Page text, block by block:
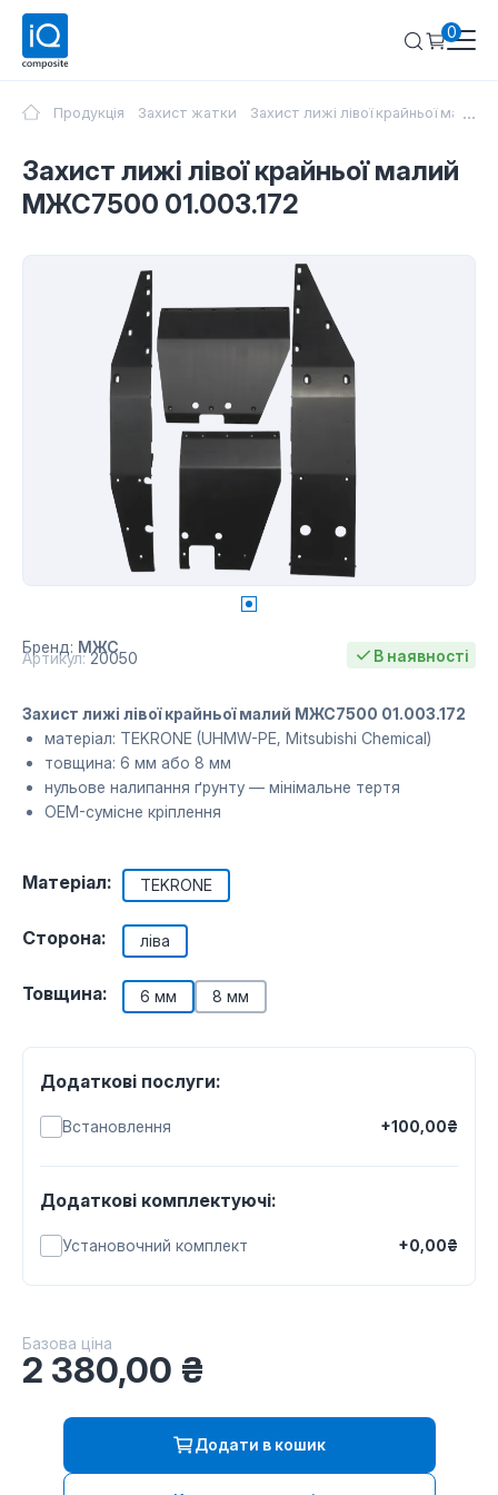
0
Продукція Захист жатки Захист лижі лівої крайньої ...
Захист лижі лівої крайньої малий
МЖС7500 01.003.172
Бренд: МЖС
Артикул: 20050 В наявності
Захист лижі лівої крайньої малий МЖС7500 01.003.172
матеріал: TEKRONE (UHMW-PE, Mitsubishi Chemical)
товщина: 6 мм або 8 мм
нульове налипання ґрунту — мінімальне тертя
OEM-сумісне кріплення
Матеріал: TEKRONE
Сторона: ліва
Товщина: 6 мм 8 мм
Додаткові послуги:
Встановлення +100,00₴
Додаткові комплектуючі:
Установочний комплект +0,00₴
Базова ціна
2 380,00 ₴
Додати в кошик